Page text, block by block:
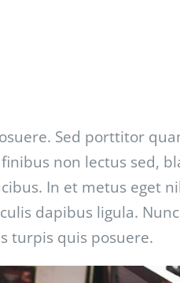
Sed porttitor
non lectus sed,
In et metus eget
dapibus ligula.
turpis quis posuere.